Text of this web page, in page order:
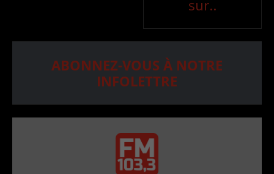
sur..
ABONNEZ-VOUS À NOTRE
INFOLETTRE